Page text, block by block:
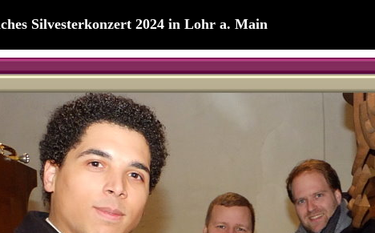
Silvesterkonzert 2024 in Lohr a. Main